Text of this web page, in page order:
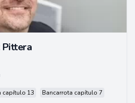
Pittera
capítulo 13 Bancarrota capítulo 7